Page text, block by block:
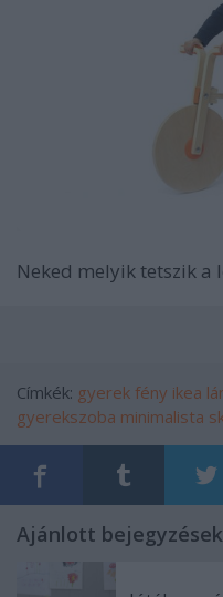
Neked melyik tetszik a
Címkék: gyerek fény ikea
gyerekszoba minimalista
Ajánlott